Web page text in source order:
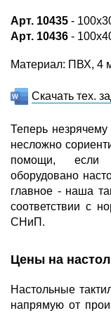
Арт. 10435 -
Арт. 10436 -
Материал: ПВХ, 4
Скачать тех.
Теперь
несложно
помощи, если
оборудовано
главное - наша
соответствии с
СНиП.
Цены на
Настольные
напрямую от